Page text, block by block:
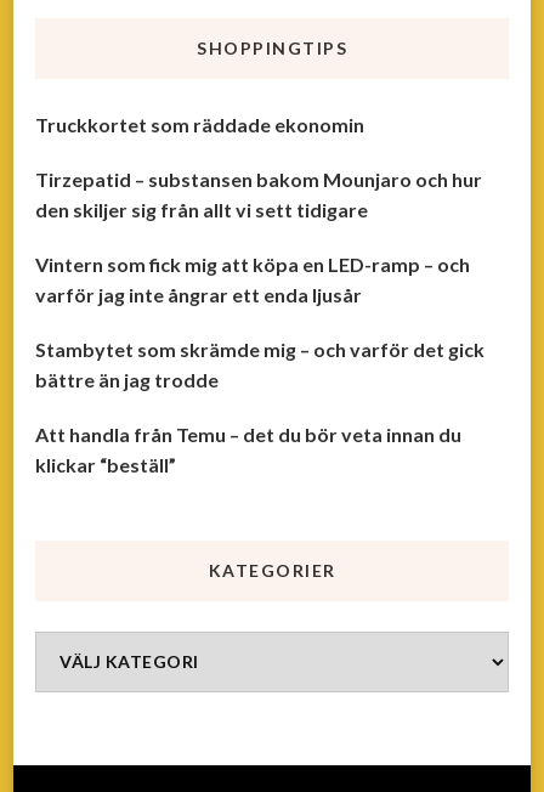
SHOPPINGTIPS
Truckkortet som räddade ekonomin
Tirzepatid – substansen bakom Mounjaro och hur
den skiljer sig från allt vi sett tidigare
Vintern som fick mig att köpa en LED-ramp – och
varför jag inte ångrar ett enda ljusår
Stambytet som skrämde mig – och varför det gick
bättre än jag trodde
Att handla från Temu – det du bör veta innan du
klickar “beställ”
KATEGORIER
Kategorier